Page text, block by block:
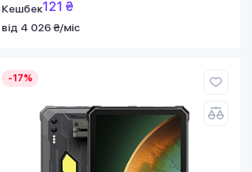
Кешбек121 ₴
від 4 026 ₴/міс
-17%